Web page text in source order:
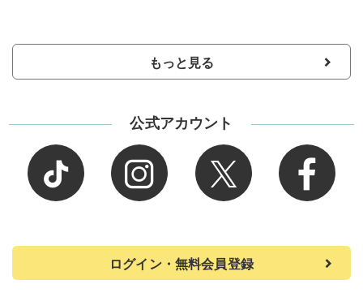
もっと見る
公式アカウント
ログイン・無料会員登録